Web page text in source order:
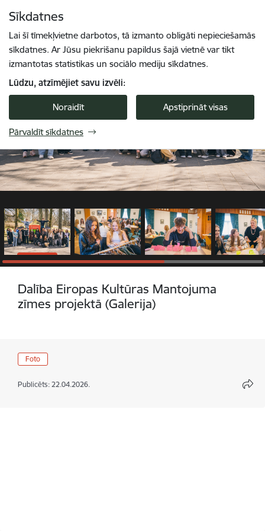
Sīkdatnes
Lai šī tīmekļvietne darbotos, tā izmanto obligāti nepieciešamās
sīkdatnes. Ar Jūsu piekrišanu papildus šajā vietnē var tikt
izmantotas statistikas un sociālo mediju sīkdatnes.
Lūdzu, atzīmējiet savu izvēli:
Noraidīt Apstiprināt visas
Pārvaldīt sīkdatnes
1 / 6
Dalība Eiropas Kultūras Mantojuma
zīmes projektā (Galerija)
Foto
Publicēts: 22.04.2026.